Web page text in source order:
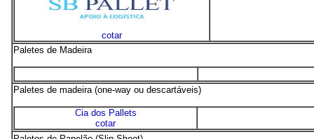
cotar
Paletes de Madeira
Paletes de madeira (one-way ou descartáveis)
Cia dos Pallets
cotar